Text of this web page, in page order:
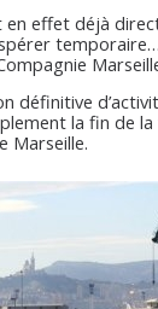
déjà
la fin de
Marseille.